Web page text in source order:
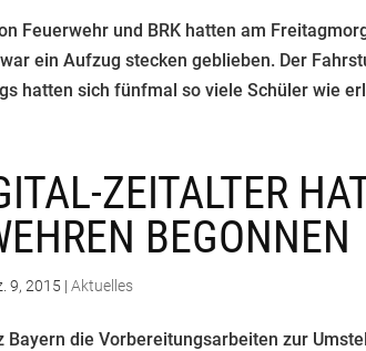
Feuerwehr und BRK hatten am
ein Aufzug stecken geblieben. Der
hatten sich fünfmal so viele Schüler wie
ZEITALTER
BEGONNEN
9, 2015 |Aktuelles
Bayern die Vorbereitungsarbeiten zur